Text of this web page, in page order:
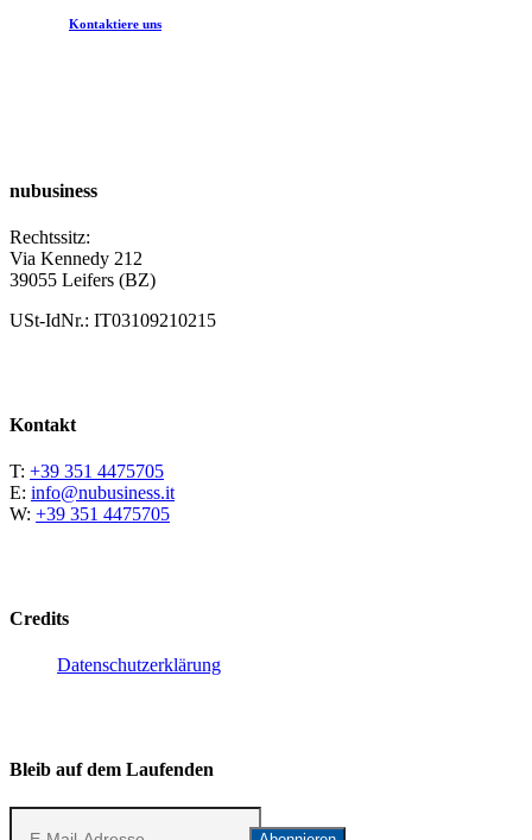
Kontaktiere uns
nubusiness
Rechtssitz:
Via Kennedy 212
39055 Leifers (BZ)
USt-IdNr.: IT03109210215
Kontakt
T: +39 351 4475705
E: info@nubusiness.it
W: +39 351 4475705
Credits
Datenschutzerklärung
Bleib auf dem Laufenden